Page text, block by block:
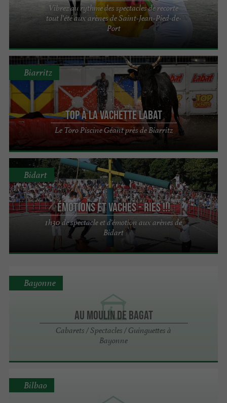
Vibrez au rythme des spectacles de recorte
tout l’été aux arènes de Saint-Jean-Pied-de-
Port
Top à la Vachette Labat
Le Toro Piscine Géant près de Biarritz
Biarritz
ÉMOTIONS ET VACHES - RIES !!!
1h30 de spectacle et d'émotion aux arènes de
Bidart
Bidart
Au Moulin de Bagat
Cabarets / Spectacles / Guinguettes à
Bayonne
Bayonne
Bilbao